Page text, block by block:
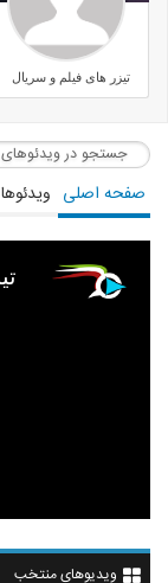
تیزر های فیلم و سریال
صفحه اصلی ویدئوها
ویدیوهای منتخب